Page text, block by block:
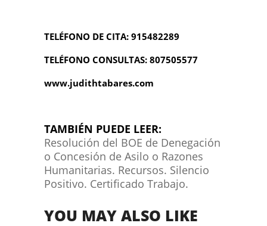
TELÉFONO DE CITA: 915482289
TELÉFONO CONSULTAS: 807505577
www.judithtabares.com
TAMBIÉN PUEDE LEER:
Resolución del BOE de Denegación
o Concesión de Asilo o Razones
Humanitarias. Recursos. Silencio
Positivo. Certificado Trabajo.
YOU MAY ALSO LIKE